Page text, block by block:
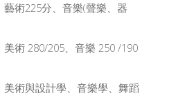
術225分、音樂(聲樂、器
術 280/205、音樂 250 /190
術與設計學、音樂學、舞蹈